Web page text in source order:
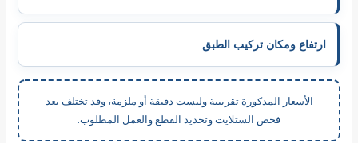
ارتفاع ومكان تركيب الطبق
الأسعار المذكورة تقريبية وليست دقيقة أو ملزمة، وقد تختلف بعد
فحص الستلايت وتحديد القطع والعمل المطلوب.